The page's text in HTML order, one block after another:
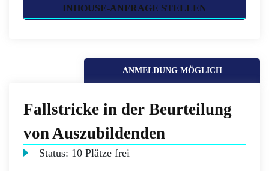
INHOUSE-ANFRAGE STELLEN
ANMELDUNG MÖGLICH
Fallstricke in der Beurteilung
von Auszubildenden
Status: 10 Plätze frei